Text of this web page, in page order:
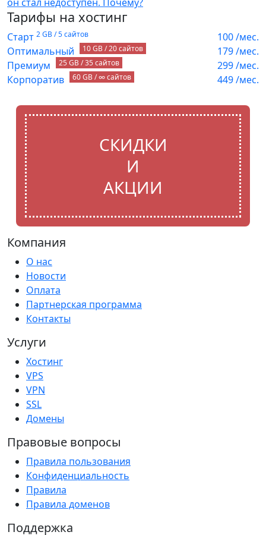
Тарифы на хостинг
Старт 2 GB / 5 сайтов 100/мес.
Оптимальный
10 GB / 20 сайтов 179/мес.
Премиум
25 GB / 35 сайтов 299/мес.
Корпоратив
60 GB / ∞ сайтов 449/мес.
СКИДКИ
И
АКЦИИ
Компания
О нас
Новости
Оплата
Партнерская программа
Контакты
Услуги
Хостинг
VPS
VPN
SSL
Домены
Правовые вопросы
Правила пользования
Конфиденциальность
Правила
Правила доменов
Поддержка